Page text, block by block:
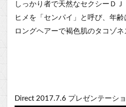
しっかり者で天然なセクシーＤＪ
ヒメを「センパイ」と呼び、年齢
ロングヘアーで褐色肌のタコゾネ
Direct 2017.7.6 プレゼンテーシ